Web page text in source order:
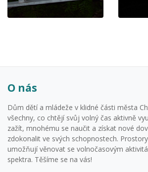
O nás
Dům dětí a mládeže v klidné části města
všechny, co chtějí svůj volný čas aktivně
zažít, mnohému se naučit a získat nové
zdokonalit ve svých schopnostech.
umožňují věnovat se volnočasovým
spektra. Těšíme se na vás!